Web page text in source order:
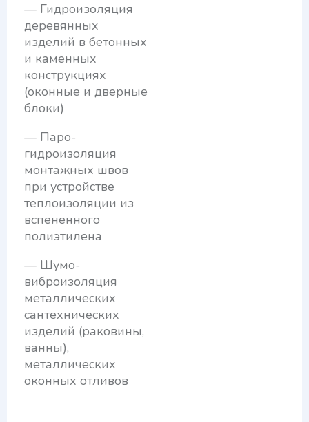
— Гидроизоляция
деревянных
изделий в бетонных
и каменных
конструкциях
(оконные и дверные
блоки)
— Паро-
гидроизоляция
монтажных швов
при устройстве
теплоизоляции из
вспененного
полиэтилена
— Шумо-
виброизоляция
металлических
сантехнических
изделий (раковины,
ванны),
металлических
оконных отливов